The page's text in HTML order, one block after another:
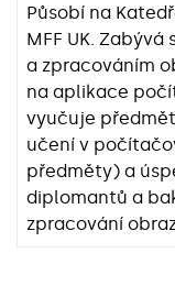
Působí na
MFF UK.
a zpracováním
na aplikace
vyučuje
učení v
předměty) a
diplomantů a
zpracování